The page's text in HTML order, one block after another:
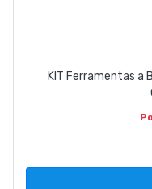
KIT Ferramentas a